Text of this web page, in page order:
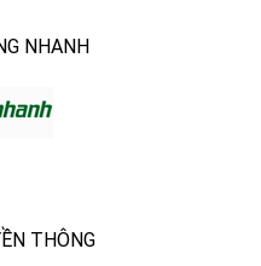
NHANH
THÔNG